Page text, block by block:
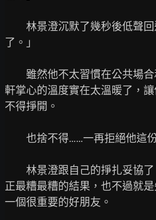
林景澄沉默了幾秒後低聲回
了。」
雖然他不太習慣在公共場合
軒掌心的溫度實在太溫暖了，
不得掙開。
也捨不得……一再拒絕他這份
林景澄跟自己的掙扎妥協了
正最糟最糟的結果，也不過就
一個很重要的好朋友。